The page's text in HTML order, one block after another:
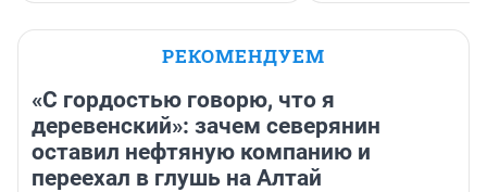
РЕКОМЕНДУЕМ
«С гордостью говорю, что я
деревенский»: зачем северянин
оставил нефтяную компанию и
переехал в глушь на Алтай